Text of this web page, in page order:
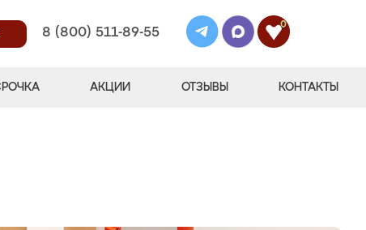
8 (800) 511-89-55
0
АКЦИИ ОТЗЫВЫ КОНТАКТЫ